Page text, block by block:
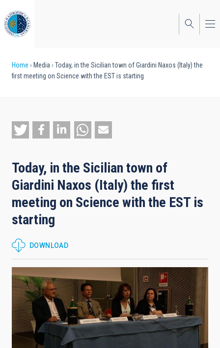
to
main
content
Breadcrumb
Home Media
Today, in the Sicilian town of Giardini Naxos (Italy) the
first meeting on Science with the EST is starting
Today, in the Sicilian town of
Giardini Naxos (Italy) the first
meeting on Science with the EST is
starting
DOWNLOAD